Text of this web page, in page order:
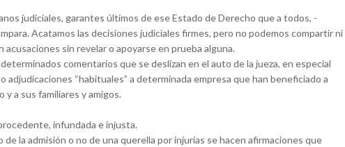
judiciales, garantes últimos de ese Estado de Derecho que a todos, -
Acatamos las decisiones judiciales firmes, pero no podemos compartir ni
sin revelar o apoyarse en prueba alguna.
comentarios que se deslizan en el auto de la jueza, en especial
adjudicaciones “habituales” a determinada empresa que han beneficiado a
a sus familiares y amigos.
infundada e injusta.
la admisión o no de una querella por injurias se hacen afirmaciones que